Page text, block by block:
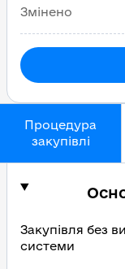
Процедура
закупівлі
Закупівля без
системи
Змінено